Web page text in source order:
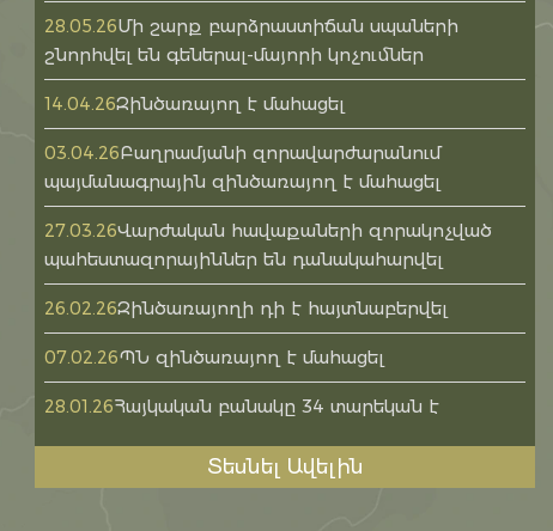
28.05.26Մի շարք բարձրաստիճան սպաների
շնորհվել են գեներալ-մայորի կոչումներ
14.04.26Զինծառայող է մահացել
03.04.26Բաղրամյանի զորավարժարանում
պայմանագրային զինծառայող է մահացել
27.03.26Վարժական հավաքաների զորակոչված
պահեստազորայիններ են դանակահարվել
26.02.26Զինծառայողի դի է հայտնաբերվել
07.02.26ՊՆ զինծառայող է մահացել
28.01.26Հայկական բանակը 34 տարեկան է
Տեսնել Ավելին